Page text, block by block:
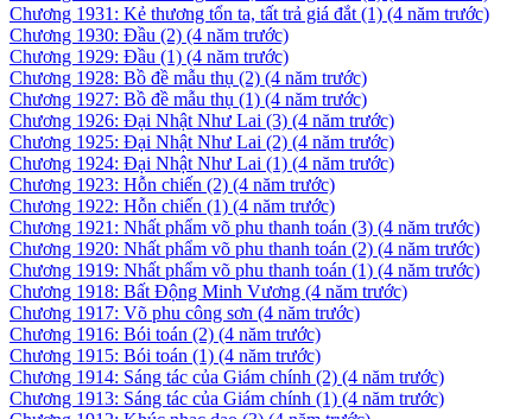
Chương 1931: Kẻ thương tổn ta, tất trả giá đắt (1) (4 năm trước)
Chương 1930: Đầu (2) (4 năm trước)
Chương 1929: Đầu (1) (4 năm trước)
Chương 1928: Bồ đề mẫu thụ (2) (4 năm trước)
Chương 1927: Bồ đề mẫu thụ (1) (4 năm trước)
Chương 1926: Đại Nhật Như Lai (3) (4 năm trước)
Chương 1925: Đại Nhật Như Lai (2) (4 năm trước)
Chương 1924: Đại Nhật Như Lai (1) (4 năm trước)
Chương 1923: Hỗn chiến (2) (4 năm trước)
Chương 1922: Hỗn chiến (1) (4 năm trước)
Chương 1921: Nhất phẩm võ phu thanh toán (3) (4 năm trước)
Chương 1920: Nhất phẩm võ phu thanh toán (2) (4 năm trước)
Chương 1919: Nhất phẩm võ phu thanh toán (1) (4 năm trước)
Chương 1918: Bất Động Minh Vương (4 năm trước)
Chương 1917: Võ phu công sơn (4 năm trước)
Chương 1916: Bói toán (2) (4 năm trước)
Chương 1915: Bói toán (1) (4 năm trước)
Chương 1914: Sáng tác của Giám chính (2) (4 năm trước)
Chương 1913: Sáng tác của Giám chính (1) (4 năm trước)